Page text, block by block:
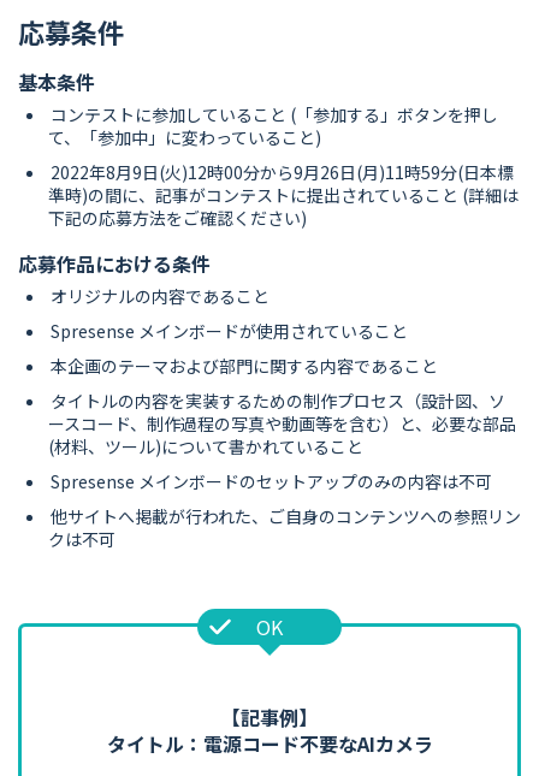
応募条件
基本条件
コンテストに参加していること (「参加する」ボタンを押し
て、「参加中」に変わっていること)
2022年8月9日(火)12時00分から9月26日(月)11時59分(日本標
準時)の間に、記事がコンテストに提出されていること (詳細は
下記の応募方法をご確認ください)
応募作品における条件
オリジナルの内容であること
Spresense メインボードが使用されていること
本企画のテーマおよび部門に関する内容であること
タイトルの内容を実装するための制作プロセス（設計図、ソ
ースコード、制作過程の写真や動画等を含む）と、必要な部品
(材料、ツール)について書かれていること
Spresense メインボードのセットアップのみの内容は不可
他サイトへ掲載が行われた、ご自身のコンテンツへの参照リン
クは不可
【記事例】
タイトル：電源コード不要なAIカメラ